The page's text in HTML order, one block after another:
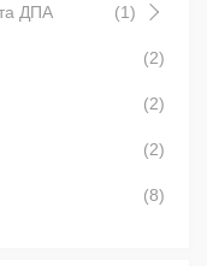
ДПА (1)
(2)
(2)
(2)
(8)